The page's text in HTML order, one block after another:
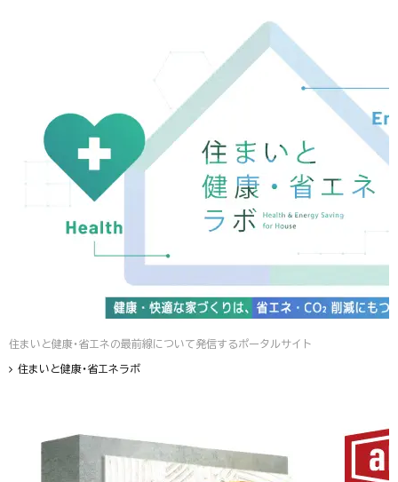
住まいと健康・省エネの最前線について発信するポータルサイト
住まいと健康・省エネラボ